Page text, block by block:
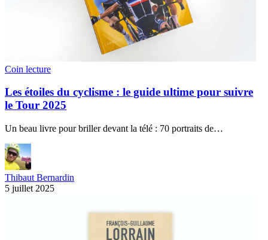
Coin lecture
Les étoiles du cyclisme : le guide ultime pour suivre
le Tour 2025
Un beau livre pour briller devant la télé : 70 portraits de…
Thibaut Bernardin
5 juillet 2025